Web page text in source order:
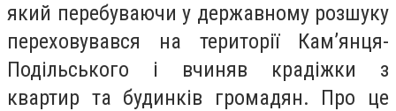
який перебуваючи у державному розшуку
переховувався на території Кам’янця-
Подільського і вчиняв крадіжки з
квартир та будинків громадян. Про це